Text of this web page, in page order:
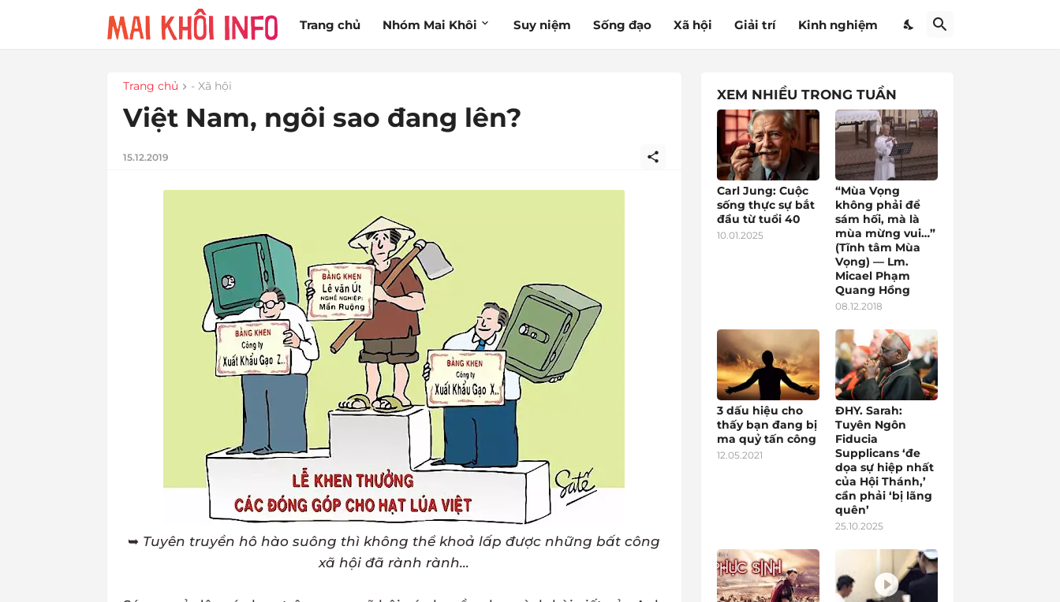
Trang chủ Nhóm Mai Khôi Suy niệm Sống đạo Xã hội Giải trí Kinh nghiệm
Trang chủ - Xã hội
Việt Nam, ngôi sao đang lên?
15.12.2019
➥ Tuyên truyền hô hào suông thì không thể khoả lấp được những bất công
xã hội đã rành rành...
XEM NHIỀU TRONG TUẦN
Carl Jung: Cuộc
sống thực sự bắt
đầu từ tuổi 40
10.01.2025
“Mùa Vọng
không phải để
sám hối, mà là
mùa mừng vui…”
(Tĩnh tâm Mùa
Vọng) — Lm.
Micael Phạm
Quang Hồng
08.12.2018
3 dấu hiệu cho
thấy bạn đang bị
ma quỷ tấn công
12.05.2021
ĐHY. Sarah:
Tuyên Ngôn
Fiducia
Supplicans ‘đe
dọa sự hiệp nhất
của Hội Thánh,’
cần phải ‘bị lãng
quên’
25.10.2025